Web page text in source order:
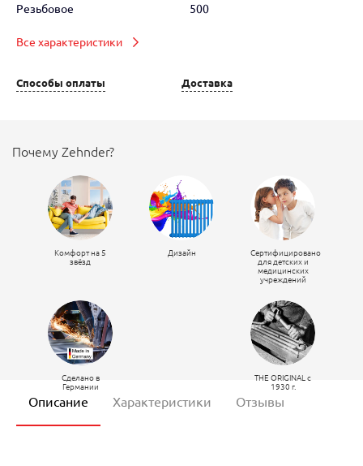
Резьбовое
500
Все характеристики
Способы оплаты Доставка
Почему Zehnder?
Комфорт на 5
звёзд
Дизайн
Сертифицировано
для детских и
медицинских
учреждений
Сделано в
Германии
THE ORIGINAL c
1930 г.
Описание Характеристики Отзывы